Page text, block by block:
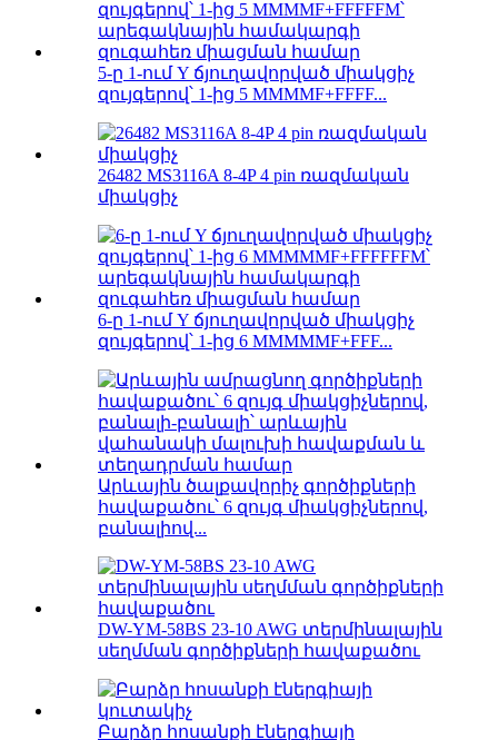
5-ը 1-ում Y ճյուղավորված միակցիչ
զույգերով՝ 1-ից 5 MMMMF+FFFF...
26482 MS3116A 8-4P 4 pin ռազմական
միակցիչ
6-ը 1-ում Y ճյուղավորված միակցիչ
զույգերով՝ 1-ից 6 MMMMMF+FFF...
Արևային ծալքավորիչ գործիքների
հավաքածու՝ 6 զույգ միակցիչներով,
բանալիով...
DW-YM-58BS 23-10 AWG տերմինալային
սեղմման գործիքների հավաքածու
Բարձր հոսանքի էներգիայի